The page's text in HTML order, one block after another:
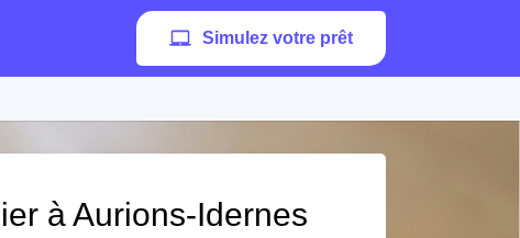
Simulez votre prêt
à Aurions-Idernes